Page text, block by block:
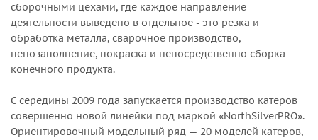
сборочными цехами, где каждое направление
деятельности выведено в отдельное - это резка и
обработка металла, сварочное производство,
пенозаполнение, покраска и непосредственно сборка
конечного продукта.
С середины 2009 года запускается производство катеров
совершенно новой линейки под маркой «NorthSilverPRO».
Ориентировочный модельный ряд — 20 моделей катеров,